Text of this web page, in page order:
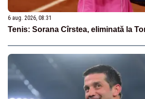
6 aug. 2026, 08:31
Tenis: Sorana Cîrstea, eliminată la